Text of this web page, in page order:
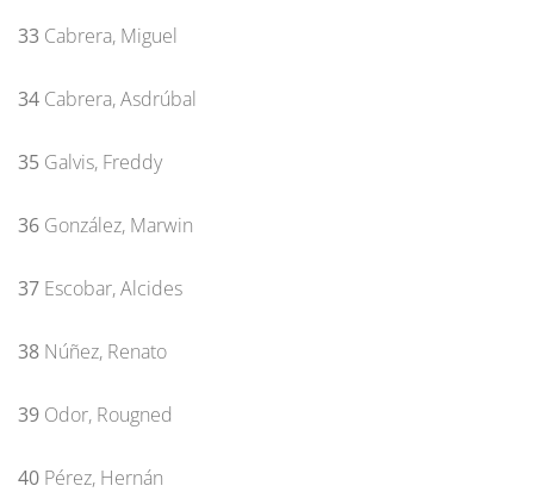
33 Cabrera, Miguel
34 Cabrera, Asdrúbal
35 Galvis, Freddy
36 González, Marwin
37 Escobar, Alcides
38 Núñez, Renato
39 Odor, Rougned
40 Pérez, Hernán